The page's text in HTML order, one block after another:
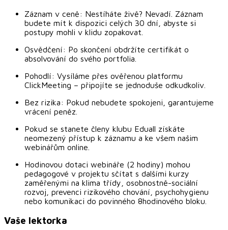
Záznam v ceně: Nestíháte živě? Nevadí. Záznam
budete mít k dispozici celých 30 dní, abyste si
postupy mohli v klidu zopakovat.
Osvědčení: Po skončení obdržíte certifikát o
absolvování do svého portfolia.
Pohodlí: Vysíláme přes ověřenou platformu
ClickMeeting – připojíte se jednoduše odkudkoliv.
Bez rizika: Pokud nebudete spokojeni, garantujeme
vrácení peněz.
Pokud se stanete členy klubu Eduall získáte
neomezený přístup k záznamu a ke všem našim
webinářům online.
Hodinovou dotaci webináře (2 hodiny) mohou
pedagogové v projektu sčítat s dalšími kurzy
zaměřenými na klima třídy, osobnostně-sociální
rozvoj, prevenci rizikového chování, psychohygienu
nebo komunikaci do povinného 8hodinového bloku.
Vaše lektorka